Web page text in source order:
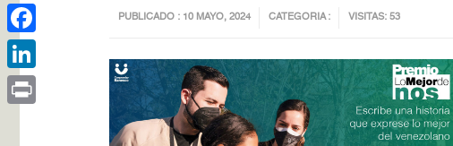
PUBLICADO : 10 MAYO, 2024 CATEGORIA : VISITAS: 53
X
Facebook
LinkedIn